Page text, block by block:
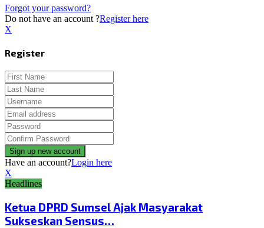
Forgot your password?
Do not have an account ?Register here
X
Register
Have an account?Login here
X
Headlines
Ketua DPRD Sumsel Ajak Masyarakat
Sukseskan Sensus…